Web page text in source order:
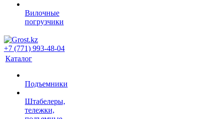
Вилочные
погрузчики
+7 (771) 993-48-04
Каталог
Подъемники
Штабелеры,
тележки,